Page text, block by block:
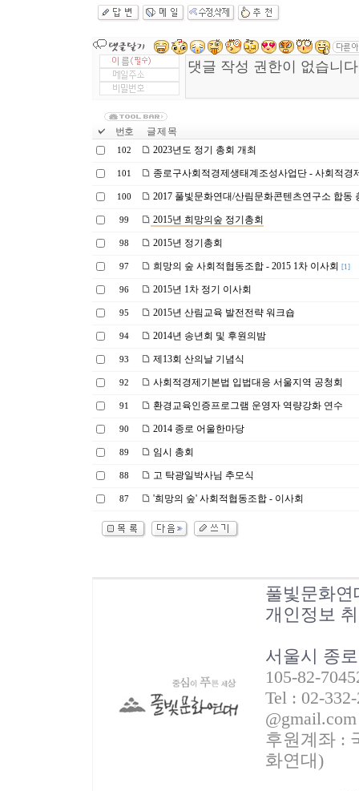
번호 글 제 목
102 2023년도 정기 총회 개최
101 종로구사회적경제생태계조성사업단 - 사회적경
100 2017 풀빛문화연대/산림문화콘텐츠연구소 합동
99 2015년 희망의숲 정기총회
98 2015년 정기총회
97 희망의 숲 사회적협동조합 - 2015 1차 이사회 [1]
96 2015년 1차 정기 이사회
95 2015년 산림교육 발전전략 워크숍
94 2014년 송년회 및 후원의밤
93 제13회 산의날 기념식
92 사회적경제기본법 입법대응 서울지역 공청회
91 환경교육인증프로그램 운영자 역량강화 연수
90 2014 종로 어울한마당
89 임시 총회
88 고 탁광일박사님 추모식
87 '희망의 숲' 사회적협동조합 - 이사회
풀빛문화연
개인정보
서울시 종
105-82-
Tel : 02-
@gmail.com
후원계좌 :
화연대)